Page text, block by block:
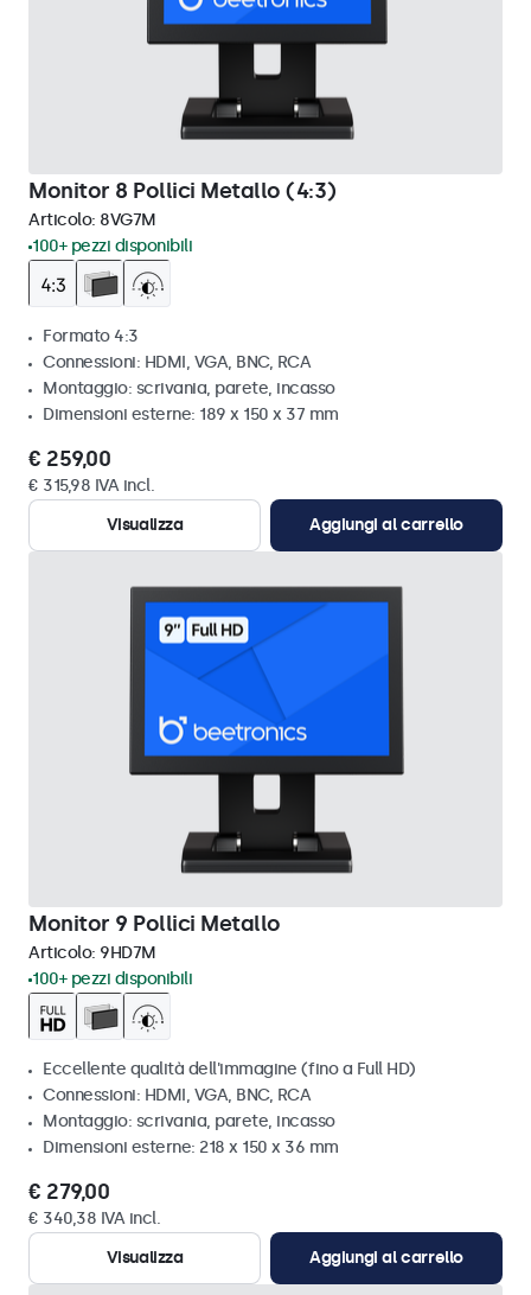
Monitor 8 Pollici Metallo (4:3)
Articolo: 8VG7M
100+ pezzi disponibili
Formato 4:3
Connessioni: HDMI, VGA, BNC, RCA
Montaggio: scrivania, parete, incasso
Dimensioni esterne: 189 x 150 x 37 mm
€ 259,00
€ 315,98 IVA incl.
Visualizza
Aggiungi al carrello
Monitor 9 Pollici Metallo
Articolo: 9HD7M
100+ pezzi disponibili
Eccellente qualità dell'immagine (fino a Full HD)
Connessioni: HDMI, VGA, BNC, RCA
Montaggio: scrivania, parete, incasso
Dimensioni esterne: 218 x 150 x 36 mm
€ 279,00
€ 340,38 IVA incl.
Visualizza
Aggiungi al carrello